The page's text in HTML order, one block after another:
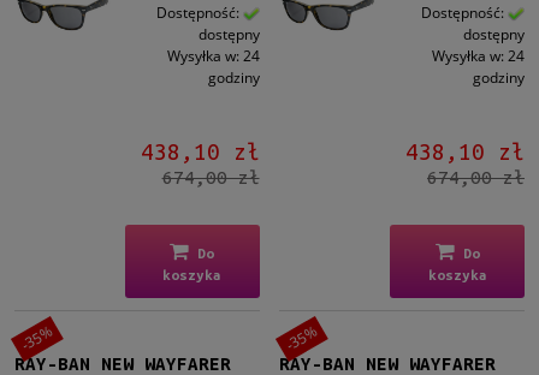
Dostępność:
dostępny
Wysyłka w: 24
godziny
438,10 zł
674,00 zł
Do
koszyka
Dostępność:
dostępny
Wysyłka w: 24
godziny
438,10 zł
674,00 zł
Do
koszyka
RAY-BAN NEW WAYFARER
-35%
RAY-BAN NEW WAYFARER
-35%